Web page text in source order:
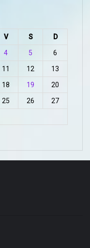
V S D
4 5 6
11 12 13
18 19 20
25 26 27